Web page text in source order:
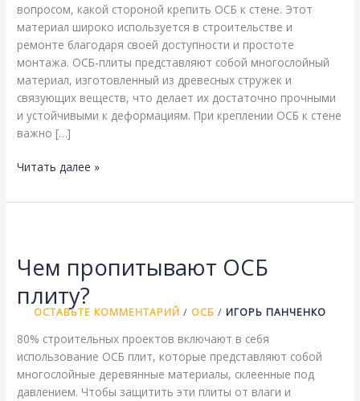
вопросом, какой стороной крепить ОСБ к стене. Этот
материал широко используется в строительстве и
ремонте благодаря своей доступности и простоте
монтажа. ОСБ-плиты представляют собой многослойный
материал, изготовленный из древесных стружек и
связующих веществ, что делает их достаточно прочными
и устойчивыми к деформациям. При креплении ОСБ к стене
важно […]
Какой
крепится
Читать далее »
Чем пропитывают ОСБ
плиту?
ОСТАВЬТЕ КОММЕНТАРИЙ / ОСБ / ИГОРЬ ПАНЧЕНКО
80% строительных проектов включают в себя
использование ОСБ плит, которые представляют собой
многослойные деревянные материалы, склеенные под
давлением. Чтобы защитить эти плиты от влаги и